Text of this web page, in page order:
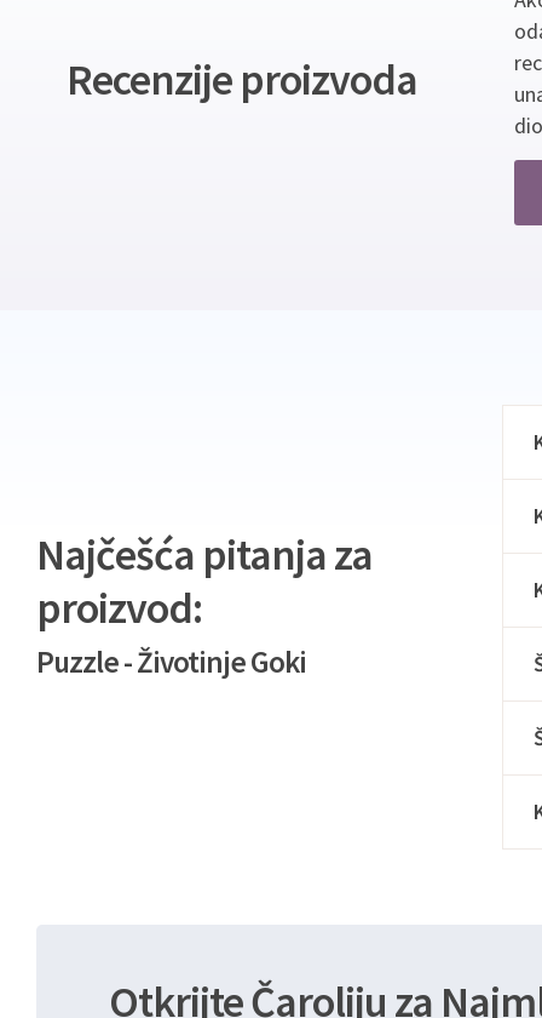
Recenzije proizvoda
Najčešća pitanja za
proizvod:
Puzzle - Životinje Goki
Otkrijte Čaroliju za